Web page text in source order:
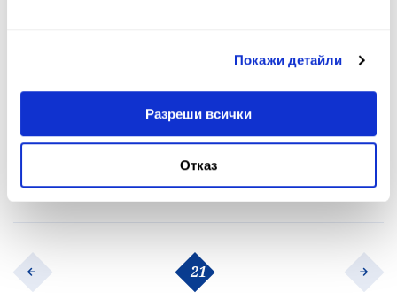
Покажи детайли
Разреши всички
Отказ
бр. 26, 22 март - 4 април 2013 г.:
Тезджан Наимова с награда от
Fibank и Дайнърс клуб България
21